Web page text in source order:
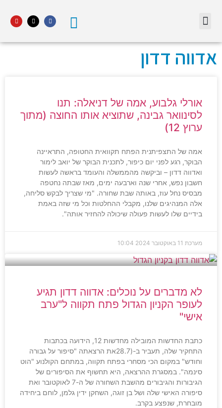
אדווה דדון
אורלי גלבוע, אמה של דניאלה: תנו
לסינוואר גבינה, שתוציא אותו החוצה (מתוך
ערוץ 12)
אמה של התצפיתנית הפתח תקוואית החטופה, התראיינה
הבוקר, רגע לפני יום כיפור, לתכנית הבוקר של יואב לימור
ואדווה דדון – וביקשה מהממשלה והעומד בראשה לעשות
חשבון נפש, אחרי שנה וארבעה ימים, מאז שבתה נחטפה
מבסיס נחל עוז, באותה שבת שחורה. "מי שצריך לבקש סליחה,
אלה המנהיגים שלנו, מקבלי ההחלטות וכל מי שזה באמת
בידיים שלו לעשות פעולה שיכולה להחזיר אותה".
מערכת 11 באוקטובר 2024 10:04
לא מדברים על נוכלים: אדווה דדון תגיע
לעופר הקניון הגדול פתח תקווה ל"ערב
אישי"
כתבת החדשות המובילה מחדשות 12, הידועה בכתבות
התחקיר שלה, תעביר ב-(28.7את הרצאתה "סיפור על גבורה
וחודש" במקום הכי מסחרי בפתח תקווה, במתחם הקולנוע "הוט
סינמה". במסגרת ההרצאה, היא תחשוף את הסיפורים של
הגיבורות והגיבורים מהשבת השחורה של ה-7 לאוקטובר ואת
סיפורה האישי שלה ושל בן זוגה, השחקן ידין גלמן, לוחם ביחידה
מובחרת, שנפצע בקרב.